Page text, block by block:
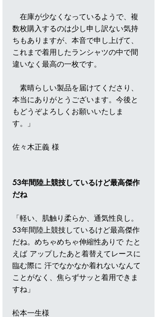
在庫が少なくなっているようで、複
数枚購入するのは少し申し訳ない気持
ちもありますが、本音で申し上げて、
これまで着用したランシャツの中で間
違いなく最高の一枚です。
素晴らしい製品を届けてくださり、
本当にありがとうございます。今後と
もどうぞよろしくお願いいたしま
す。」
佐々木正義 様
53年間陸上競技しているけど最高傑作
だね
「軽い、肌触り柔らか、通気性良し。
53年間陸上競技しているけど最高傑作
だね。めちゃめちゃ伸縮性ありで たと
えば アップしたあと着替えてレースに
臨む際に 汗でなかなか着れないなんて
ことがなく、焦らずサッと着用できま
すね」
松本一生様